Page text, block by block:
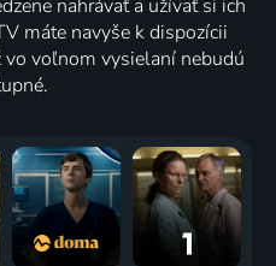
nahrávať a užívať si ich
máte navyše k dispozícii
vo voľnom vysielaní nebudú